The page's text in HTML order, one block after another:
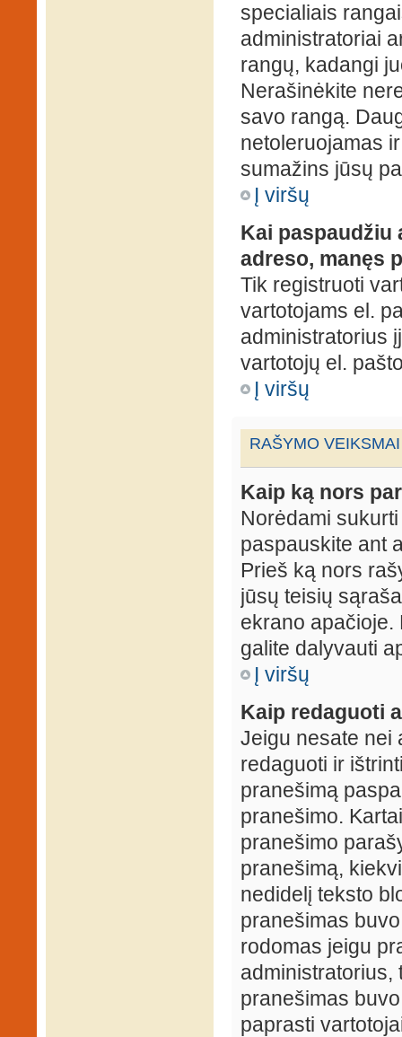
specialiais
administratoriai
rangų, kadangi
Nerašinėkite
savo rangą.
netoleruojamas
sumažins jūsų
Į viršų
Kai
adreso, manęs
Tik registruoti
vartotojams el.
administratorius
vartotojų el.
Į viršų
RAŠYMO VEIKSMAI
Kaip ką nors
Norėdami
paspauskite ant
Prieš ką nors
jūsų teisių
ekrano apačioje.
galite dalyvauti
Į viršų
Kaip redaguoti
Jeigu nesate nei
redaguoti ir
pranešimą
pranešimo.
pranešimo
pranešimą,
nedidelį teksto
pranešimas
rodomas jeigu
administratorius,
pranešimas
paprasti